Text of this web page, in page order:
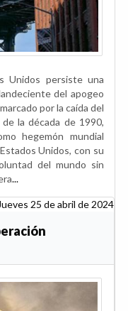
Unidos persiste una
del apogeo
por la caída del
la década de 1990,
hegemón mundial
Unidos, con su
del mundo sin
...
25 de abril de 2024